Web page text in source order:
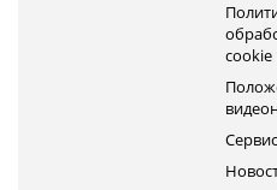
cookie